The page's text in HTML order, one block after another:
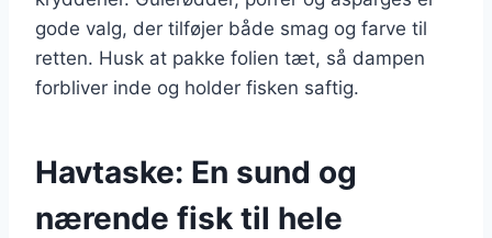
gode valg, der tilføjer både smag og farve til
retten. Husk at pakke folien tæt, så dampen
forbliver inde og holder fisken saftig.
Havtaske: En sund og
nærende fisk til hele